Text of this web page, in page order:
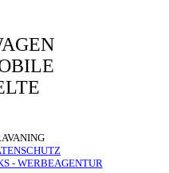
- WERBEAGENTUR